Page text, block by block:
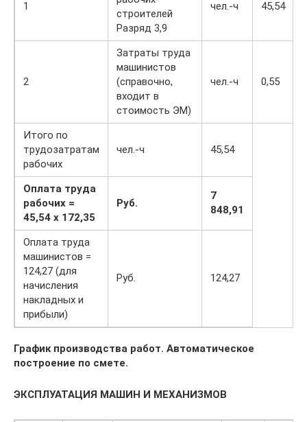
1
строителей
Разряд 3,9
чел.-ч 45,54
2
Затраты труда
машинистов
(справочно,
входит в
стоимость ЭМ)
чел.-ч 0,55
Итого по
трудозатратам
рабочих
чел.-ч 45,54
Оплата труда
рабочих =
45,54 x 172,35
Руб.
7
848,91
Оплата труда
машинистов =
124,27 (для
начисления
накладных и
прибыли)
Руб. 124,27
График производства работ. Автоматическое
построение по смете.
ЭКСПЛУАТАЦИЯ МАШИН И МЕХАНИЗМОВ